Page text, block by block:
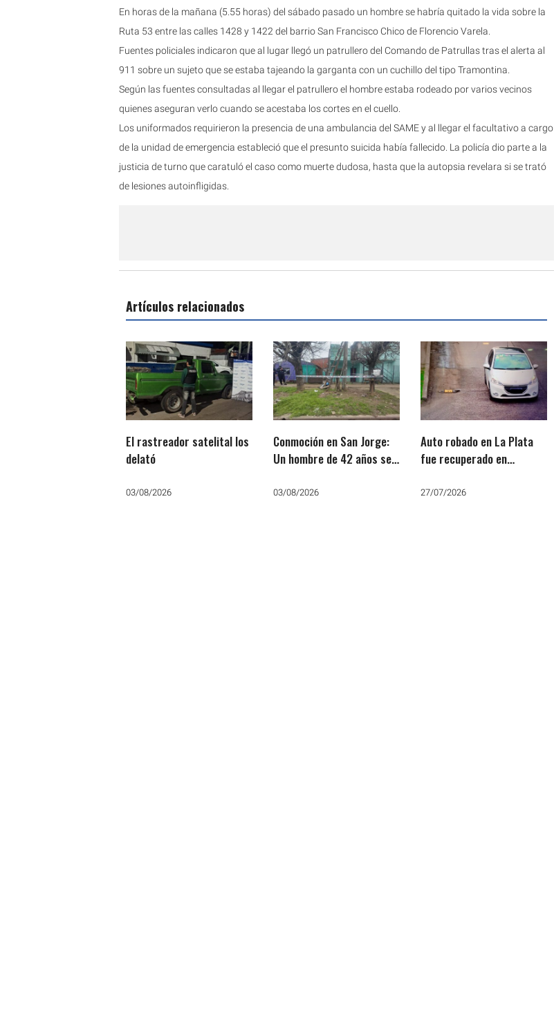
En horas de la mañana (5.55 horas) del sábado pasado un hombre se habría quitado la vida sobre la
Ruta 53 entre las calles 1428 y 1422 del barrio San Francisco Chico de Florencio Varela.
Fuentes policiales indicaron que al lugar llegó un patrullero del Comando de Patrullas tras el alerta al
911 sobre un sujeto que se estaba tajeando la garganta con un cuchillo del tipo Tramontina.
Según las fuentes consultadas al llegar el patrullero el hombre estaba rodeado por varios vecinos
quienes aseguran verlo cuando se acestaba los cortes en el cuello.
Los uniformados requirieron la presencia de una ambulancia del SAME y al llegar el facultativo a cargo
de la unidad de emergencia estableció que el presunto suicida había fallecido. La policía dio parte a la
justicia de turno que caratuló el caso como muerte dudosa, hasta que la autopsia revelara si se trató
de lesiones autoinfligidas.
Artículos relacionados
El rastreador satelital los
delató
03/08/2026
Conmoción en San Jorge:
Un hombre de 42 años se
el tendido de Edesur
03/08/2026
Auto robado en La Plata
fue recuperado en
27/07/2026